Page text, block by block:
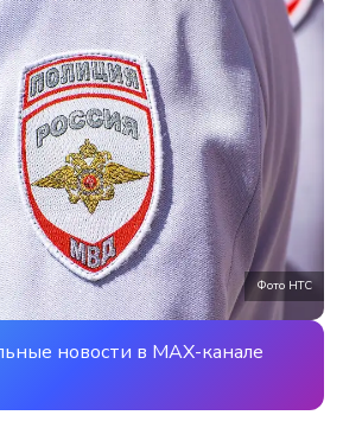
Фото НТС
новости в MAX-канале